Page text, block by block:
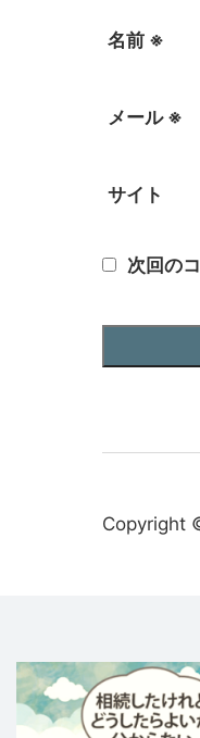
名前 ※
メール ※
サイト
次回の
Copyright